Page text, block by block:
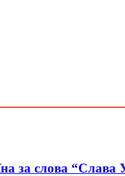
за слова